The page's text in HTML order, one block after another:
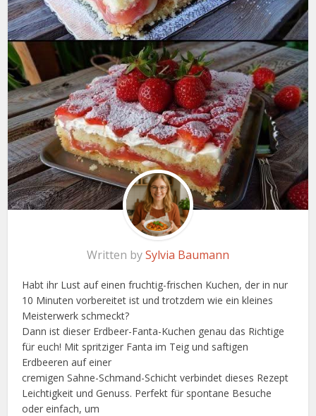
Written bySylvia Baumann
Habt ihr Lust auf einen fruchtig-frischen Kuchen, der in nur
10 Minuten vorbereitet ist und trotzdem wie ein kleines
Meisterwerk schmeckt?
Dann ist dieser Erdbeer-Fanta-Kuchen genau das Richtige
für euch! Mit spritziger Fanta im Teig und saftigen
Erdbeeren auf einer
cremigen Sahne-Schmand-Schicht verbindet dieses Rezept
Leichtigkeit und Genuss. Perfekt für spontane Besuche
oder einfach, um